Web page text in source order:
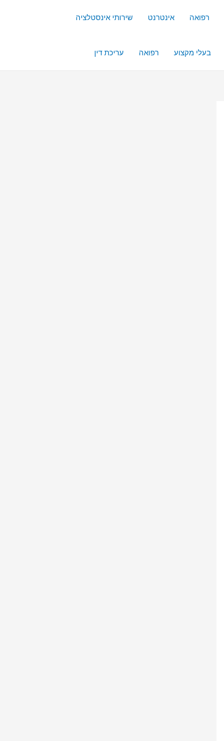
רפואה אינטרנט שירותי אינסטלציה
בעלי מקצוע רפואה עריכת דין